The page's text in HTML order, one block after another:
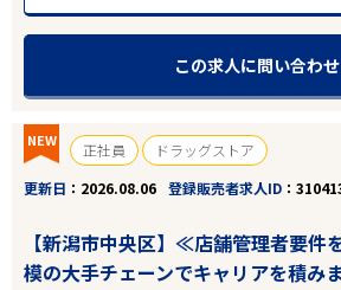
この求人に問い合わ
NEW 正社員
ドラッグストア
更新日
2026.08.06 登録販売者求人ID
【新潟市中央区】≪店舗管理者要
模の大手チェーンでキャリアを積み